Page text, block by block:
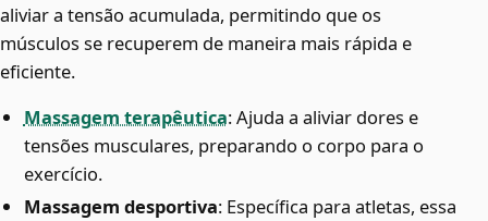
aliviar a tensão acumulada, permitindo que os
músculos se recuperem de maneira mais rápida e
eficiente.
Massagem terapêutica: Ajuda a aliviar dores e
tensões musculares, preparando o corpo para o
exercício.
Massagem desportiva: Específica para atletas, essa